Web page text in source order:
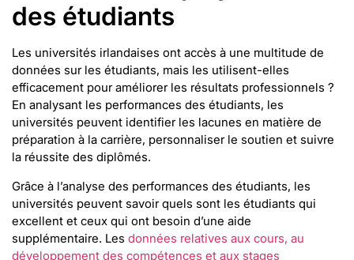
des étudiants
Les universités irlandaises ont accès à une multitude de
données sur les étudiants, mais les utilisent-elles
efficacement pour améliorer les résultats professionnels ?
En analysant les performances des étudiants, les
universités peuvent identifier les lacunes en matière de
préparation à la carrière, personnaliser le soutien et suivre
la réussite des diplômés.
Grâce à l’analyse des performances des étudiants, les
universités peuvent savoir quels sont les étudiants qui
excellent et ceux qui ont besoin d’une aide
supplémentaire. Les données relatives aux cours, au
développement des compétences et aux stages